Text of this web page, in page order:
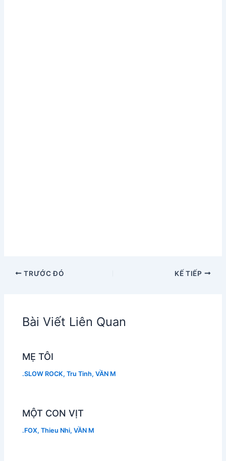
TRƯỚC ĐÓ KẾ TIẾP
Bài Viết Liên Quan
MẸ TÔI
.SLOW ROCK,Tru Tinh,VẦN M
MỘT CON VỊT
.FOX,Thieu Nhi,VẦN M